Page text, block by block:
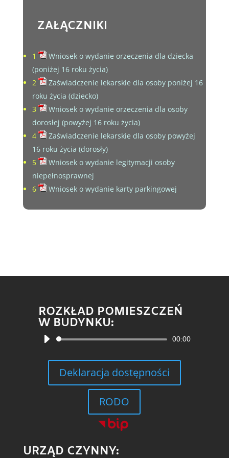
ZAŁĄCZNIKI
1
Wniosek o wydanie orzeczenia dla dziecka
(poniżej 16 roku życia)
2
Zaświadczenie lekarskie dla osoby poniżej 16
roku życia (dziecko)
3
Wniosek o wydanie orzeczenia dla osoby
dorosłej (powyżej 16 roku życia)
4
Zaświadczenie lekarskie dla osoby powyżej
16 roku życia (dorosły)
5
Wniosek o wydanie legitymacji osoby
niepełnosprawnej
6
Wniosek o wydanie karty parkingowej
ROZKŁAD POMIESZCZEŃ
W BUDYNKU:
Odtwarzacz
dźwiękowych
00:00
Deklaracja dostępności
RODO
URZĄD CZYNNY: